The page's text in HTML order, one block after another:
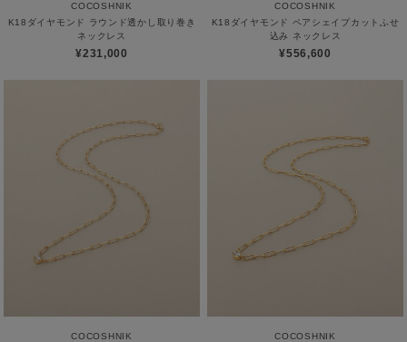
COCOSHNIK
K18ダイヤモンド ラウンド透かし取り巻き
ネックレス
¥231,000
COCOSHNIK
K18ダイヤモンド ペアシェイプカットふせ
込み ネックレス
¥556,600
COCOSHNIK
COCOSHNIK